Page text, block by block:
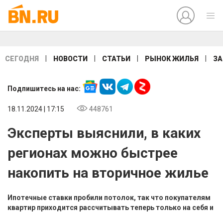
СЕГОДНЯ НОВОСТИ СТАТЬИ РЫНОК ЖИЛЬЯ
Подпишитесь на нас:
18.11.2024 | 17:15 448761
Эксперты выяснили, в каких
регионах можно быстрее
накопить на вторичное жилье
Ипотечные ставки пробили потолок, так что покупателям
квартир приходится рассчитывать теперь только на себя и